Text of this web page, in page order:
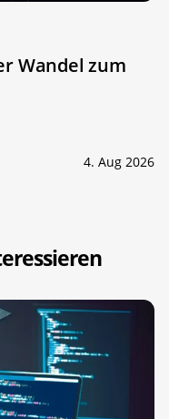
Wandel zum
4. Aug 2026